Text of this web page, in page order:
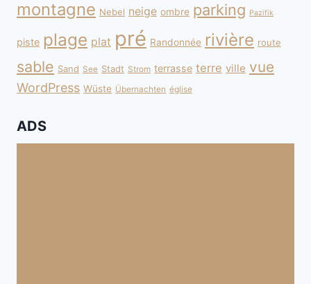
montagne Nebel neige ombre parking Pazifik
piste plage plat pré Randonnée rivière route
sable Sand See Stadt Strom terrasse terre ville vue
WordPress Wüste Übernachten église
ADS